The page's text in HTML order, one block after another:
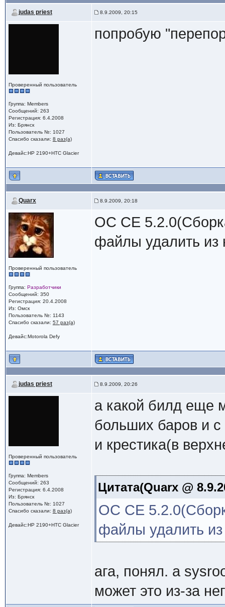
judas priest 8.9.2009, 20:15
Проверенный пользователь
Группа: Members
Сообщений: 263
Регистрация: 6.4.2008
Из: Брянск
Пользователь №: 1027
Спасибо сказали: 8 раз(а)
Девайс:HP 2190+HTC Glacier
попробую
Quarx 8.9.2009, 20:18
Проверенный пользователь
Группа: Разработчики
Сообщений: 350
Регистрация: 20.4.2008
Из: Омск
Пользователь №: 1143
Спасибо сказали: 57 раз(а)
Девайс:Motorola Defy
OC CE
файлы удалить из
judas priest 8.9.2009, 20:26
Проверенный пользователь
Группа: Members
Сообщений: 263
Регистрация: 6.4.2008
Из: Брянск
Пользователь №: 1027
Спасибо сказали: 8 раз(а)
Девайс:HP 2190+HTC Glacier
а какой билд еще
больших баров и
и крестика(в
Цитата(Quarx @
OC CE
файлы удалить из
ага, понял. а
может это из-за